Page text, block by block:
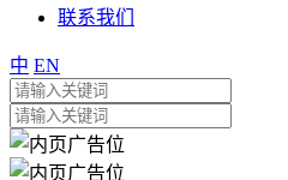
联系我们
中 EN